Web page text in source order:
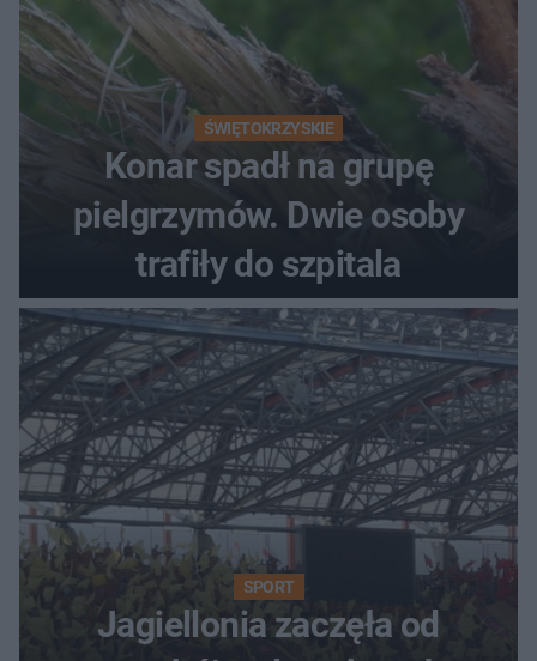
ŚWIĘTOKRZYSKIE
Konar spadł na grupę
pielgrzymów. Dwie osoby
trafiły do szpitala
SPORT
Jagiellonia zaczęła od